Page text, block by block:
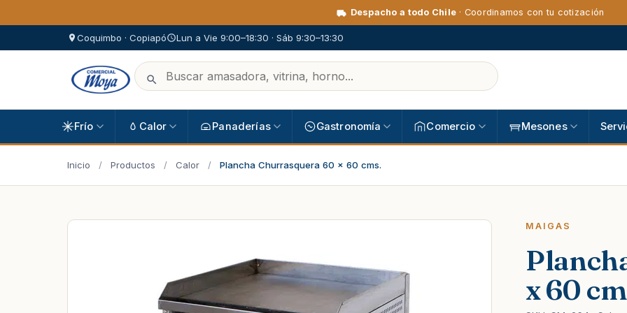
Despacho a todo Chile · Coordinamos con tu cotización
Coquimbo · Copiapó Lun a Vie 9:00–18:30 · Sáb 9:30–13:30
Frío Calor Panaderías Gastronomía Comercio Mesones
Inicio / Productos / Calor / Plancha Churrasquera 60 x 60 cms.
MAIGAS
x 60